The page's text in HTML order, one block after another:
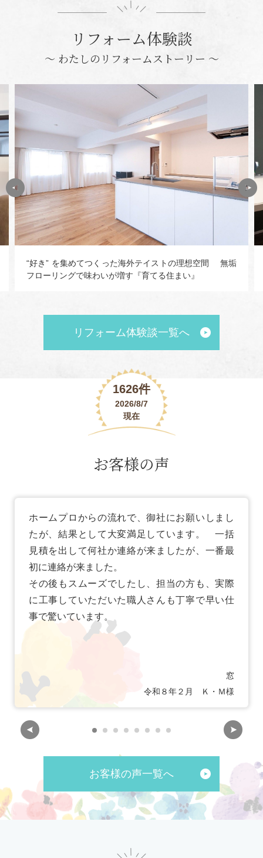
リフォーム体験談
〜 わたしのリフォームストーリー 〜
“好き” を集めてつくった海外テイストの理想空間 無垢
フローリングで味わいが増す『育てる住まい』
リフォーム体験談一覧へ
1626件
2026/8/7
現在
お客様の声
ホームプロからの流れで、御社にお願いしまし
たが、結果として大変満足しています。 一括
見積を出して何社か連絡が来ましたが、一番最
初に連絡が来ました。
その後もスムーズでしたし、担当の方も、実際
に工事していただいた職人さんも丁寧で早い仕
事で驚いています。
窓
令和８年２月 Ｋ・Ｍ様
お客様の声一覧へ